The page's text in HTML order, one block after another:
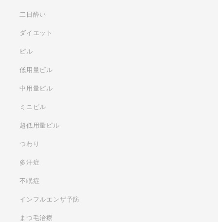
二日酔い
ダイエット
ピル
低用量ピル
中用量ピル
ミニピル
超低用量ピル
つわり
多汗症
不眠症
インフルエンザ予防
まつ毛治療